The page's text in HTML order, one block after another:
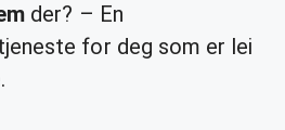
der? – En
for deg som er lei